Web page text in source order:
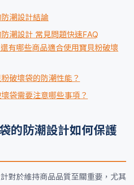
潮設計結論
潮設計 常見問題快速FAQ
有哪些商品適合使用寶貝粉破壞
破壞袋的防潮性能？
袋需要注意哪些事項？
的防潮設計如何保護
對於維持商品品質至關重要，尤其